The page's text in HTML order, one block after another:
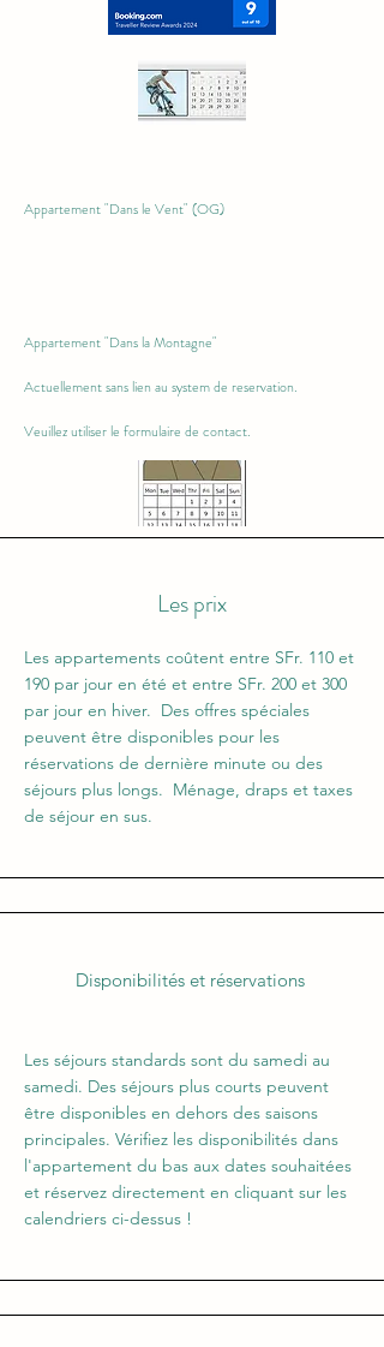
Appartement "Dans le Vent" (OG)
Appartement "Dans la Montagne"
Actuellement sans lien au system de reservation.
Veuillez utiliser le formulaire de contact.
Les prix
Les appartements coûtent entre SFr. 110 et
190 par jour en été et entre SFr. 200 et 300
par jour en hiver. Des offres spéciales
peuvent être disponibles pour les
réservations de dernière minute ou des
séjours plus longs. Ménage, draps et taxes
de séjour en sus.
Disponibilités et réservations
Les séjours standards sont du samedi au
samedi. Des séjours plus courts peuvent
être disponibles en dehors des saisons
principales. Vérifiez les disponibilités dans
l'appartement du bas aux dates souhaitées
et réservez directement en cliquant sur les
calendriers ci-dessus !